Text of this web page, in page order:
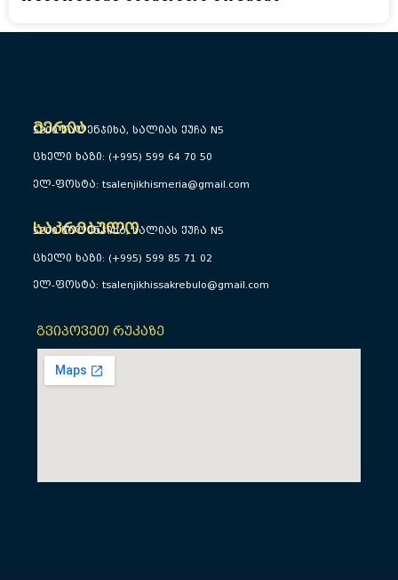
მერია
5200 წალენჯიხა, სალიას ქუჩა N5
ცხელი ხაზი: (+995) 599 64 70 50
ელ-ფოსტა: tsalenjikhismeria@gmail.com
საკრებულო
5200 წალენჯიხა, სალიას ქუჩა N5
ცხელი ხაზი: (+995) 599 85 71 02
ელ-ფოსტა: tsalenjikhissakrebulo@gmail.com
გვიპოვეთ რუკაზე